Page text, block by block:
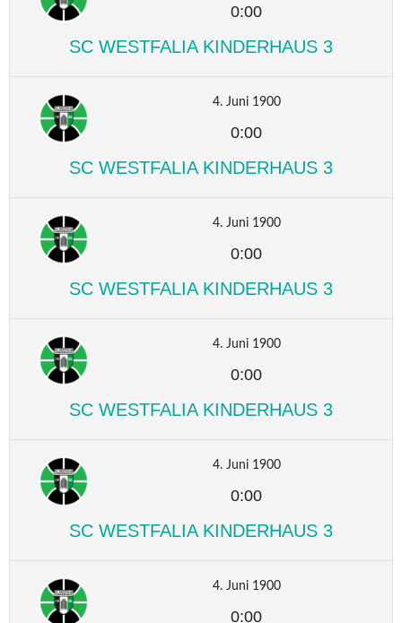
0:00
SC WESTFALIA KINDERHAUS 3
4. Juni 1900
0:00
SC WESTFALIA KINDERHAUS 3
4. Juni 1900
0:00
SC WESTFALIA KINDERHAUS 3
4. Juni 1900
0:00
SC WESTFALIA KINDERHAUS 3
4. Juni 1900
0:00
SC WESTFALIA KINDERHAUS 3
4. Juni 1900
0:00